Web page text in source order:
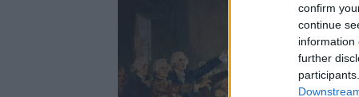
confirm
continue
information
further